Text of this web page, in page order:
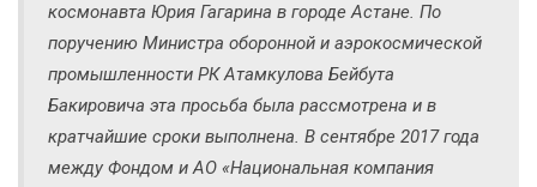
космонавта Юрия Гагарина в городе Астане. По
поручению Министра оборонной и аэрокосмической
промышленности РК Атамкулова Бейбута
Бакировича эта просьба была рассмотрена и в
кратчайшие сроки выполнена. В сентябре 2017 года
между Фондом и АО «Национальная компания